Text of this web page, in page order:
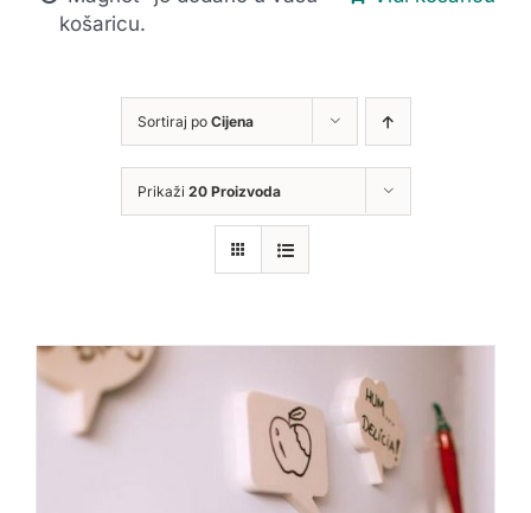
košaricu.
Sortiraj po Cijena
Prikaži 20 Proizvoda